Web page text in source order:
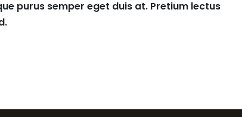
purus semper eget duis at. Pretium lectus